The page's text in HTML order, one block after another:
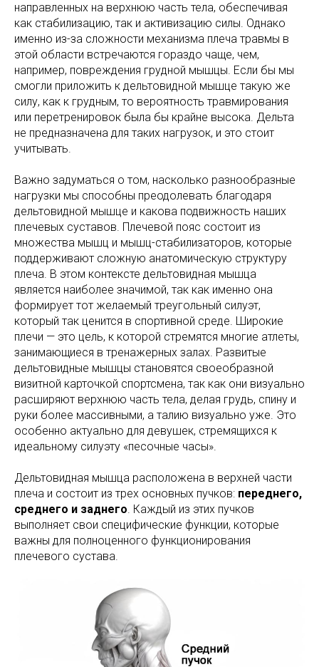
направленных на верхнюю часть тела, обеспечивая
как стабилизацию, так и активизацию силы. Однако
именно из-за сложности механизма плеча травмы в
этой области встречаются гораздо чаще, чем,
например, повреждения грудной мышцы. Если бы мы
смогли приложить к дельтовидной мышце такую же
силу, как к грудным, то вероятность травмирования
или перетренировок была бы крайне высока. Дельта
не предназначена для таких нагрузок, и это стоит
учитывать.
Важно задуматься о том, насколько разнообразные
нагрузки мы способны преодолевать благодаря
дельтовидной мышце и какова подвижность наших
плечевых суставов. Плечевой пояс состоит из
множества мышц и мышц-стабилизаторов, которые
поддерживают сложную анатомическую структуру
плеча. В этом контексте дельтовидная мышца
является наиболее значимой, так как именно она
формирует тот желаемый треугольный силуэт,
который так ценится в спортивной среде. Широкие
плечи — это цель, к которой стремятся многие атлеты,
занимающиеся в тренажерных залах. Развитые
дельтовидные мышцы становятся своеобразной
визитной карточкой спортсмена, так как они визуально
расширяют верхнюю часть тела, делая грудь, спину и
руки более массивными, а талию визуально уже. Это
особенно актуально для девушек, стремящихся к
идеальному силуэту «песочные часы».
Дельтовидная мышца расположена в верхней части
плеча и состоит из трех основных пучков: переднего,
среднего и заднего. Каждый из этих пучков
выполняет свои специфические функции, которые
важны для полноценного функционирования
плечевого сустава.